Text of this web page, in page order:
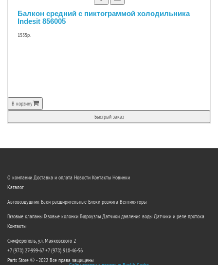
Балкон средний с пиктограммой холодильника
Indesit 856005
1555р.
В корзину
Быстрый заказ
О компании Доставка и оплата Новости Контакты Новинки
Каталог
Автовоздушник Баки расширительные Блоки розжига Вентиляторы
Газовые клапаны Газовые колонки Гидроузлы Датчики давления воды Датчики и реле протока
Контакты
Симферополь, ул. Маяковского 2
+7 (978) 27-999-67 +7 (978) 918-46-56
Parts Store © - 2022 Все права защищены